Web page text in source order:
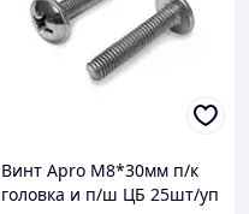
Винт Apro М8*30мм п/к
головка и п/ш ЦБ 25шт/уп